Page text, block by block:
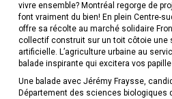
vivre ensemble? Montréal regorge de
font vraiment du bien! En plein Centre-
offre sa récolte au marché solidaire
collectif construit sur un toit côtoie une
artificielle. L’agriculture urbaine au
balade inspirante qui excitera vos
Une balade avec Jérémy Fraysse,
Département des sciences biologiques